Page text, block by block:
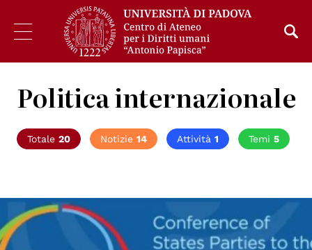
Politica internazionale
Totale 20 Notizie 14 Attività 1 Temi 5